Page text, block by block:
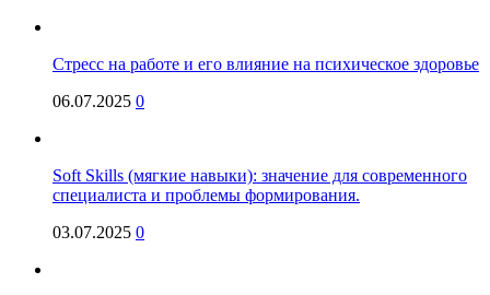
Стресс на работе и его влияние на психическое здоровье
06.07.2025 0
Soft Skills (мягкие навыки): значение для современного
специалиста и проблемы формирования.
03.07.2025 0